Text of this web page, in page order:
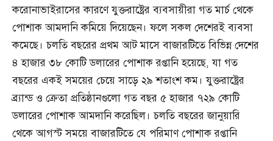
করোনাভাইরাসের কারণে যুক্তরাষ্ট্রের ব্যবসায়ীরা গত মার্চ থেকে
পোশাক আমদানি কমিয়ে দিয়েছেন। ফলে সকল দেশেরই ব্যবসা
কমেছে। চলতি বছরের প্রথম আট মাসে বাজারটিতে বিভিন্ন দেশের
৪ হাজার ৩৮ কোটি ডলারের পোশাক রপ্তানি হয়েছে, যা গত
বছরের একই সময়ের চেয়ে সাড়ে ২৯ শতাংশ কম। যুক্তরাষ্ট্রের
ব্র্যান্ড ও ক্রেতা প্রতিষ্ঠানগুলো গত বছর ৫ হাজার ৭২৯ কোটি
ডলারের পোশাক আমদানি করেছিল। চলতি বছরের জানুয়ারি
থেকে আগস্ট সময়ে বাজারটিতে যে পরিমাণ পোশাক রপ্তানি